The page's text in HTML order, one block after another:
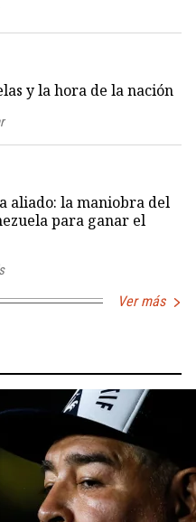
y la hora de la nación
aliado: la maniobra del
para ganar el
Ver más